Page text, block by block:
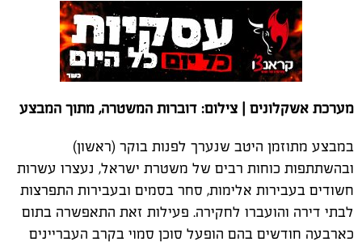
מערכת אשקלונים | צילום: דוברות המשטרה, מתוך המבצע
במבצע מתוזמן היטב שנערך לפנות בוקר (ראשון)
ובהשתתפות כוחות רבים של משטרת ישראל, נעצרו עשרות
חשודים בעבירות אלימות, סחר בסמים ובעבירות התפרצות
לבתי דירה והועברו לחקירה. פעילות זאת התאפשרה בתום
כארבעה חודשים בהם הופעל סוכן סמוי בקרב העבריינים